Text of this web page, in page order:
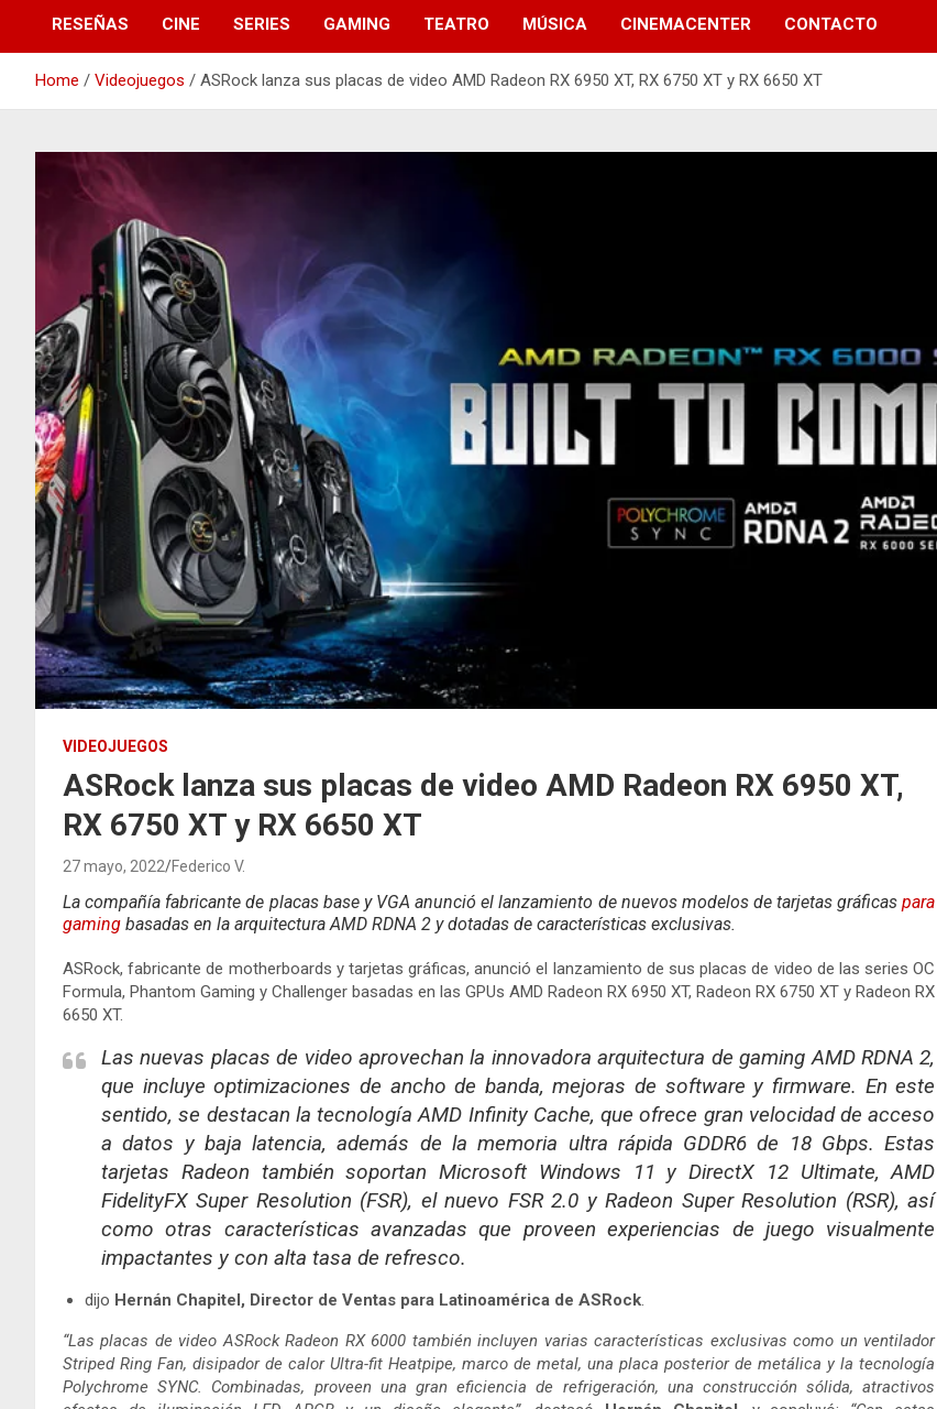
RESEÑAS CINE SERIES GAMING TEATRO MÚSICA CINEMACENTER CONTACTO
Home Videojuegos ASRock lanza sus placas de video AMD Radeon RX 6950 XT, RX 6750 XT y RX 6650 XT
VIDEOJUEGOS
ASRock lanza sus placas de video AMD Radeon RX 6950 XT,
RX 6750 XT y RX 6650 XT
27 mayo, 2022 Federico V.
La compañía fabricante de placas base y VGA anunció el lanzamiento de nuevos modelos de tarjetas gráficas para
gaming basadas en la arquitectura AMD RDNA 2 y dotadas de características exclusivas.
ASRock, fabricante de motherboards y tarjetas gráficas, anunció el lanzamiento de sus placas de video de las series OC
Formula, Phantom Gaming y Challenger basadas en las GPUs AMD Radeon RX 6950 XT, Radeon RX 6750 XT y Radeon RX
6650 XT.
Las nuevas placas de video aprovechan la innovadora arquitectura de gaming AMD RDNA 2,
que incluye optimizaciones de ancho de banda, mejoras de software y firmware. En este
sentido, se destacan la tecnología AMD Infinity Cache, que ofrece gran velocidad de acceso
a datos y baja latencia, además de la memoria ultra rápida GDDR6 de 18 Gbps. Estas
tarjetas Radeon también soportan Microsoft Windows 11 y DirectX 12 Ultimate, AMD
FidelityFX Super Resolution (FSR), el nuevo FSR 2.0 y Radeon Super Resolution (RSR), así
como otras características avanzadas que proveen experiencias de juego visualmente
impactantes y con alta tasa de refresco.
dijo Hernán Chapitel, Director de Ventas para Latinoamérica de ASRock.
“Las placas de video ASRock Radeon RX 6000 también incluyen varias características exclusivas como un ventilador
Striped Ring Fan, disipador de calor Ultra-fit Heatpipe, marco de metal, una placa posterior de metálica y la tecnología
Polychrome SYNC. Combinadas, proveen una gran eficiencia de refrigeración, una construcción sólida, atractivos